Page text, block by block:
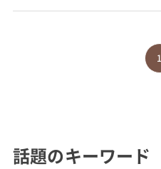
1
話題のキーワード